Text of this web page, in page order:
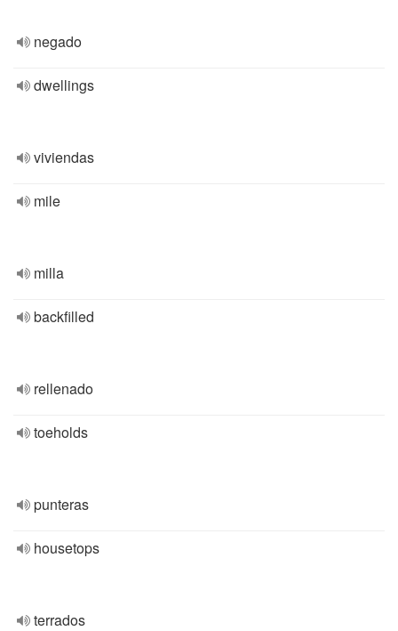
negado
dwellings
viviendas
mile
milla
backfilled
rellenado
toeholds
punteras
housetops
terrados